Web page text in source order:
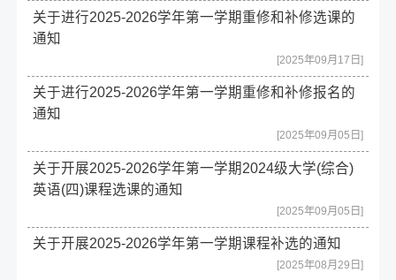
关于进行2025-2026学年第一学期重修和补修选课的
通知
[2025年09月17日]
关于进行2025-2026学年第一学期重修和补修报名的
通知
[2025年09月05日]
关于开展2025-2026学年第一学期2024级大学(综合)
英语(四)课程选课的通知
[2025年09月05日]
关于开展2025-2026学年第一学期课程补选的通知
[2025年08月29日]